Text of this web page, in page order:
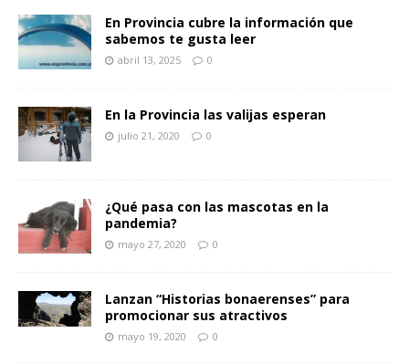
En Provincia cubre la información que
sabemos te gusta leer
abril 13, 2025 0
En la Provincia las valijas esperan
julio 21, 2020 0
¿Qué pasa con las mascotas en la
pandemia?
mayo 27, 2020 0
Lanzan “Historias bonaerenses” para
promocionar sus atractivos
mayo 19, 2020 0